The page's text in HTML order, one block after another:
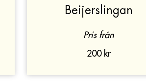
Beijerslingan
Pris från
200 kr